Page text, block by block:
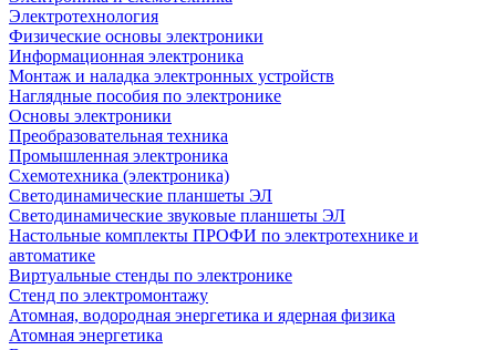
Электротехнология
Физические основы электроники
Информационная электроника
Монтаж и наладка электронных устройств
Наглядные пособия по электронике
Основы электроники
Преобразовательная техника
Промышленная электроника
Схемотехника (электроника)
Светодинамические планшеты ЭЛ
Светодинамические звуковые планшеты ЭЛ
Настольные комплекты ПРОФИ по электротехнике и
автоматике
Виртуальные стенды по электронике
Стенд по электромонтажу
Атомная, водородная энергетика и ядерная физика
Атомная энергетика